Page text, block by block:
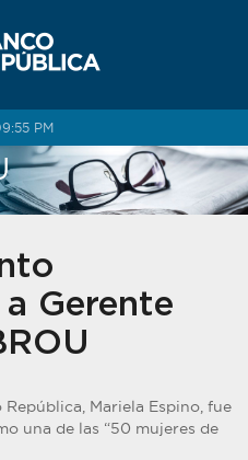
PM
Gerente
Mariela Espino, fue
una de las “50 mujeres de